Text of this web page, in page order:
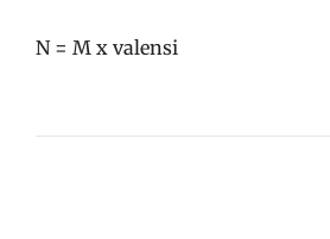
N = M x valensi